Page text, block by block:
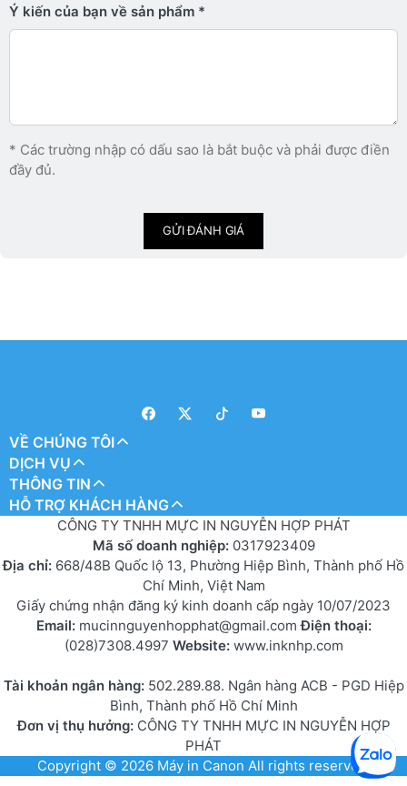
Ý kiến ​​của bạn về sản phẩm
* Các trường nhập có dấu sao là bắt buộc và phải được điền
đầy đủ.
GỬI ĐÁNH GIÁ
VỀ CHÚNG TÔI
DỊCH VỤ
THÔNG TIN
HỖ TRỢ KHÁCH HÀNG
CÔNG TY TNHH MỰC IN NGUYỄN HỢP PHÁT
Mã số doanh nghiệp: 0317923409
Địa chỉ: 668/48B Quốc lộ 13, Phường Hiệp Bình, Thành phố Hồ
Chí Minh, Việt Nam
Giấy chứng nhận đăng ký kinh doanh cấp ngày 10/07/2023
Email: mucinnguyenhopphat@gmail.comĐiện thoại:
(028)7308.4997 Website: www.inknhp.com
Tài khoản ngân hàng: 502.289.88. Ngân hàng ACB - PGD Hiệp
Bình, Thành phố Hồ Chí Minh
Đơn vị thụ hưởng:CÔNG TY TNHH MỰC IN NGUYỄN HỢP
PHÁT
Copyright © 2026 Máy in Canon All rights reserved.